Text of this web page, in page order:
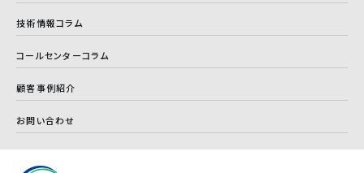
技術情報コラム
コールセンターコラム
顧客事例紹介
お問い合わせ